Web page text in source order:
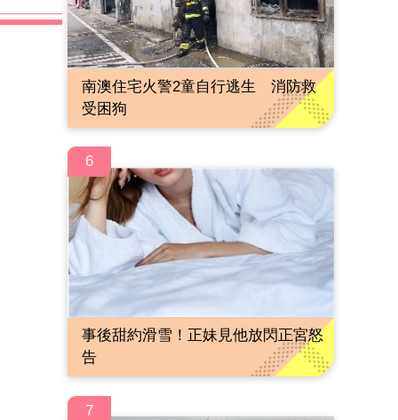
南澳住宅火警2童自行逃生 消防救
受困狗
6
事後甜約滑雪！正妹見他放閃正宮怒
告
7